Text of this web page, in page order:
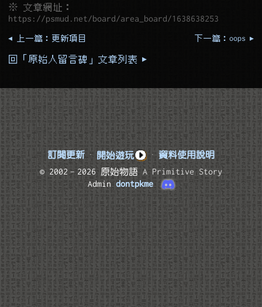
※ 文章網址：
https://psmud.net/board/area_board/1638638253
◂ 上一篇：更新項目 下一篇：oops ▸
回「原始人留言碑」文章列表 ▸
訂閱更新 · 開始遊玩 · 資料使用說明
© 2002–2026 原始物語 A Primitive Story
Admin dontpkme